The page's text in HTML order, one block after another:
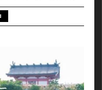
生の頃から何度か一緒
。けっこう走りました
」を行く4. 春の残雪5. 海
熊川宿へ6. 鯖を目がけ
続く若狭湾を有する福
かう道に「鯖街道」と呼